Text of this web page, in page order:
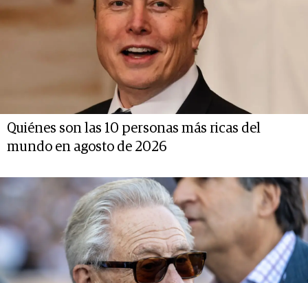
Quiénes son las 10 personas más ricas del
mundo en agosto de 2026